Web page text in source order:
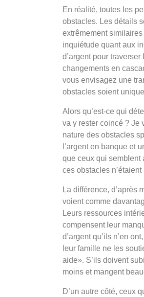
En réalité, toutes les
obstacles. Les détails
extrêmement
inquiétude quant aux
d’argent pour
changements en
vous envisagez une
obstacles soient
Alors qu’est-ce qui
va y rester coincé ? Je
nature des obstacles
l’argent en banque et
que ceux qui semblent
ces obstacles
La différence, d’après
voient comme
Leurs ressources
compensent leur
d’argent qu’ils n’en
leur famille ne les
aide». S’ils doivent
moins et mangent
D’un autre côté, ceux